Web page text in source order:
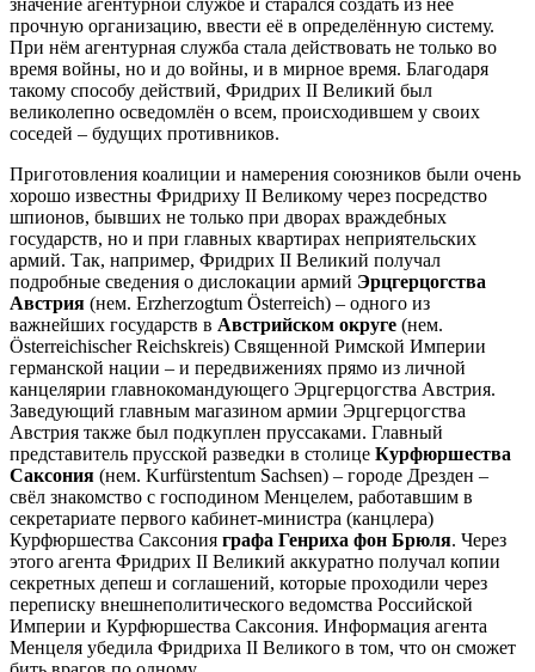
прочную организацию, ввести её в определённую систему.
При нём агентурная служба стала действовать не только во
время войны, но и до войны, и в мирное время. Благодаря
такому способу действий, Фридрих II Великий был
великолепно осведомлён о всем, происходившем у своих
соседей – будущих противников.
Приготовления коалиции и намерения союзников были очень
хорошо известны Фридриху II Великому через посредство
шпионов, бывших не только при дворах враждебных
государств, но и при главных квартирах неприятельских
армий. Так, например, Фридрих II Великий получал
подробные сведения о дислокации армий Эрцгерцогства
Австрия (нем. Erzherzogtum Österreich) – одного из
важнейших государств в Австрийском округе (нем.
Österreichischer Reichskreis) Священной Римской Империи
германской нации – и передвижениях прямо из личной
канцелярии главнокомандующего Эрцгерцогства Австрия.
Заведующий главным магазином армии Эрцгерцогства
Австрия также был подкуплен пруссаками. Главный
представитель прусской разведки в столице Курфюршества
Саксония (нем. Kurfürstentum Sachsen) – городе Дрезден –
свёл знакомство с господином Менцелем, работавшим в
секретариате первого кабинет-министра (канцлера)
Курфюршества Саксония графа Генриха фон Брюля. Через
этого агента Фридрих II Великий аккуратно получал копии
секретных депеш и соглашений, которые проходили через
переписку внешнеполитического ведомства Российской
Империи и Курфюршества Саксония. Информация агента
Менцеля убедила Фридриха II Великого в том, что он сможет